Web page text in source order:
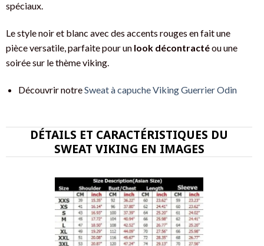
spéciaux.
Le style noir et blanc avec des accents rouges en fait une
pièce versatile, parfaite pour un look décontractéou une
soirée sur le thème viking.
Découvrir notreSweat à capuche Viking Guerrier Odin
DÉTAILS ET CARACTÉRISTIQUES DU
SWEAT VIKING EN IMAGES